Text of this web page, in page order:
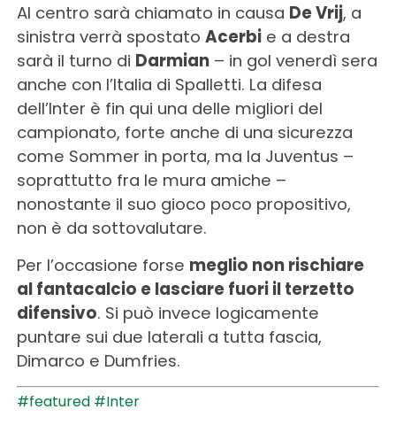
Al centro sarà chiamato in causa De Vrij, a
sinistra verrà spostato Acerbie a destra
sarà il turno di Darmian– in gol venerdì sera
anche con l’Italia di Spalletti. La difesa
dell’Inter è fin qui una delle migliori del
campionato, forte anche di una sicurezza
come Sommer in porta, ma la Juventus –
soprattutto fra le mura amiche –
nonostante il suo gioco poco propositivo,
non è da sottovalutare.
Per l’occasione forse meglio non rischiare
al fantacalcio e lasciare fuori il terzetto
difensivo. Si può invece logicamente
puntare sui due laterali a tutta fascia,
Dimarco e Dumfries.
#featured #Inter